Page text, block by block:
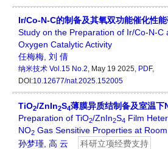
Ir/Co-N-C的制备及其氧双功能催化性
Study on the Preparation of Ir/Co-N-C
Oxygen Catalytic Activity
任梅梅 刘 倩
纳米技术 Vol.15 No.2, May 19 2025, PDF,
DOI:10.12677/nat.2025.152005
TiO2/ZnIn2S4薄膜异质结制备及室温下
Preparation of TiO2/ZnIn2S4 Film
NO2 Gas Sensitive Properties at
孙梦瑾 高 云 科研立项经费支持